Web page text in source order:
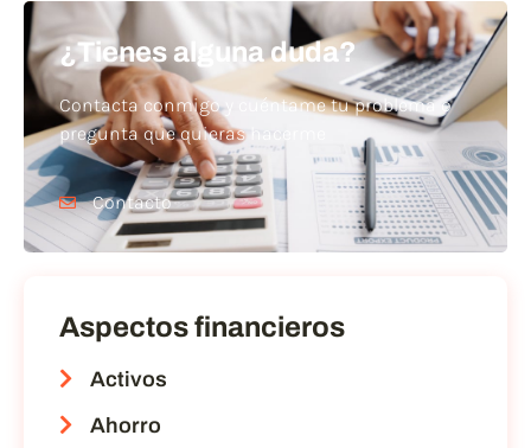
¿Tienes alguna duda?
Contacta conmigo y cuéntame tu problema o
pregunta que quieras hacerme
Contacto
Aspectos financieros
Activos
Ahorro